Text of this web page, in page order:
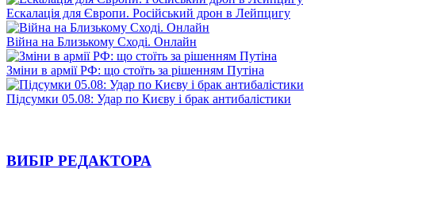
Ескалація для Європи. Російський дрон в Лейпцигу
Війна на Близькому Сході. Онлайн
Зміни в армії РФ: що стоїть за рішенням Путіна
Підсумки 05.08: Удар по Києву і брак антибалістики
ВИБІР РЕДАКТОРА